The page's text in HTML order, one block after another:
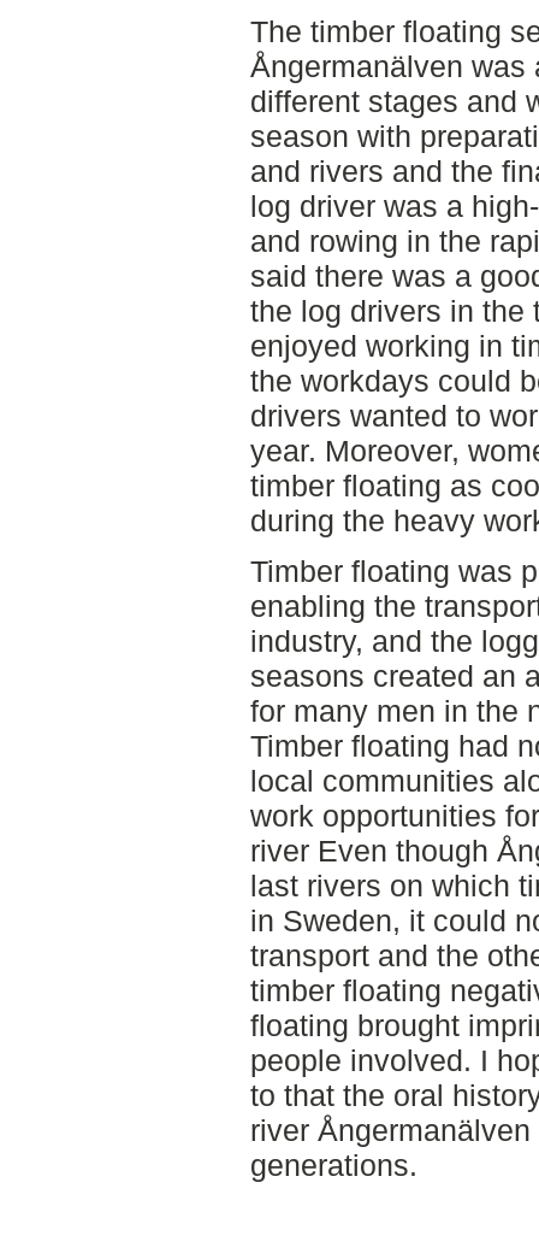
The timber floating
Ångermanälven was
different stages and
season with
and rivers and the
log driver was a
and rowing in the
said there was a
the log drivers in the
enjoyed working in
the workdays could
drivers wanted to
year. Moreover,
timber floating as
during the heavy
Timber floating was
enabling the
industry, and the
seasons created an
for many men in the
Timber floating had
local communities
work opportunities
river Even though
last rivers on which
in Sweden, it could
transport and the
timber floating
floating brought
people involved. I
to that the oral
river
generations.